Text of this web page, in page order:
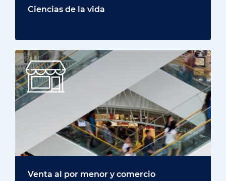
Ciencias de la vida
Venta al por menor y comercio